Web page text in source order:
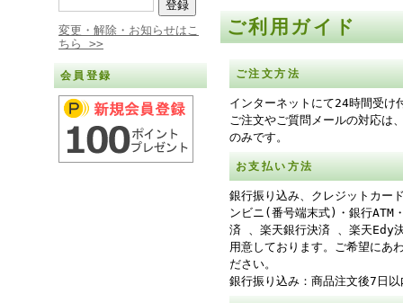
変更・解除・お知らせはこ
ちら >>
会員登録
ご利用ガイド
ご注文方法
インターネットにて24時間受け
ご注文やご質問メールの対応は
のみです。
お支払い方法
銀行振り込み、クレジットカー
ンビニ(番号端末式)・銀行ATM
済 、楽天銀行決済 、楽天Edy
用意しております。ご希望にあ
ださい。
銀行振り込み：商品注文後7日以